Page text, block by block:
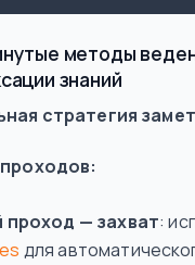
методы
знаний
стратегия
проход — захват:
для